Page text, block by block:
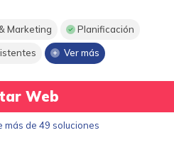
Marketing Planificación
Ver más
Web
más de 49 soluciones